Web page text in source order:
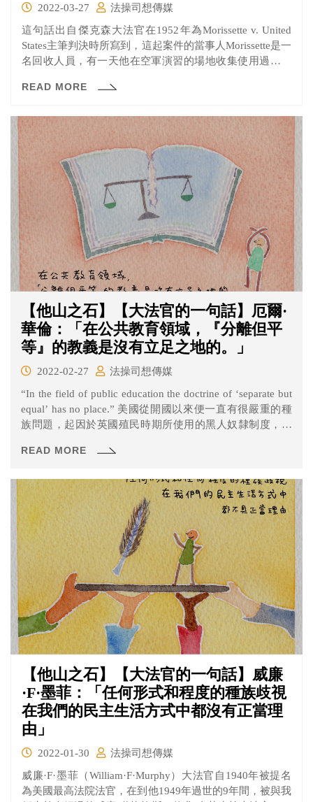
2022-03-27
法操司想傳媒
這句話出自傑克森大法官在1952年為Morissette v. United
States主筆判決時所寫到，這起案件的當事人Morissette是一
名回收人員，有一天他在空軍演習的場地收集使用過的炸
吃上官司。
READ MORE
【他山之石】【大法官的一句話】厄爾·
華倫：「在公共教育領域，『分離但平
等』的教義是沒有立足之地的。」
2022-02-27
法操司想傳媒
“In the field of public education the doctrine of ‘separate but
equal’ has no place.” 美國從開國以來便一直有很嚴重的種
族問題，起因於英國殖民時期所使用的黑人奴隸制度，雖
奴隸制度，但是種族不平等的問題卻仍然無法解決，處於
READ MORE
【他山之石】【大法官的一句話】威廉
·F·墨菲：「任何形式和程度的種族歧視
在我們的民主生活方式中都沒有正當理
由」
2022-01-30
法操司想傳媒
威廉·F·墨菲（William·F·Murphy）大法官自1940年被提名
為美國最高法院法官，在到他1949年過世的9年間，被與我